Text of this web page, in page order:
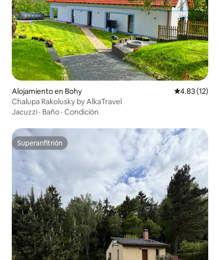
Alojamiento en Bohy Calificación
4.83 (12)
Chalupa Rakolusky by AlkaTravel
Jacuzzi · Baño · Condición
Superanfitrión
Superanfitrión